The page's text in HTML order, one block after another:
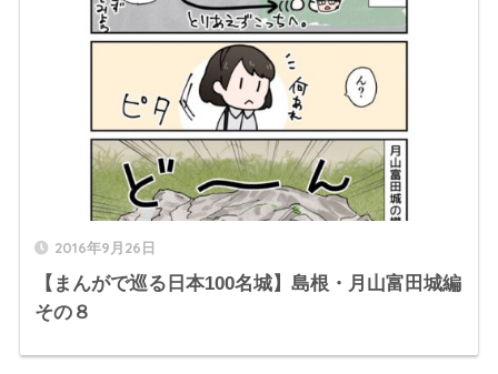
2016年9月26日
【まんがで巡る日本100名城】島根・月山富田城編
その８